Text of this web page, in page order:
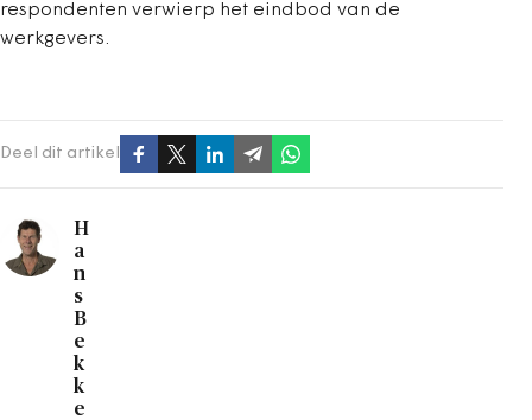
respondenten verwierp het eindbod van de
werkgevers.
Deel dit artikel
H
a
n
s
B
e
k
k
e